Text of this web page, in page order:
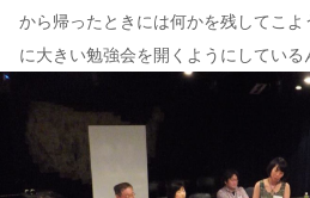
から帰ったときには何かを残してこ
に大きい勉強会を開くようにしている